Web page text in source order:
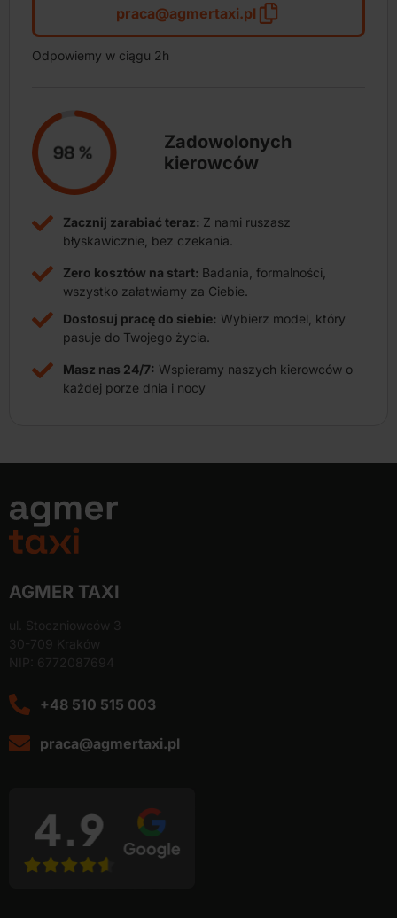
praca@agmertaxi.pl
Odpowiemy w ciągu 2h
Zadowolonych
kierowców
Zacznij zarabiać teraz: Z nami ruszasz
błyskawicznie, bez czekania.
Zero kosztów na start: Badania, formalności,
wszystko załatwiamy za Ciebie.
Dostosuj pracę do siebie: Wybierz model, który
pasuje do Twojego życia.
Masz nas 24/7: Wspieramy naszych kierowców o
każdej porze dnia i nocy
AGMER TAXI
+48 510 515 003
praca@agmertaxi.pl